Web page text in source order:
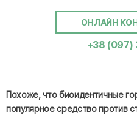
ОНЛАЙН
+38 (097)
Похоже, что биоидентичные
популярное средство против